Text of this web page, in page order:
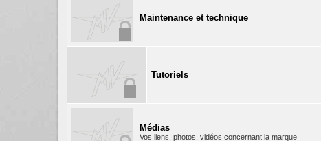
Maintenance et technique
Tutoriels
Médias
Vos liens, photos, vidéos concernant la marque